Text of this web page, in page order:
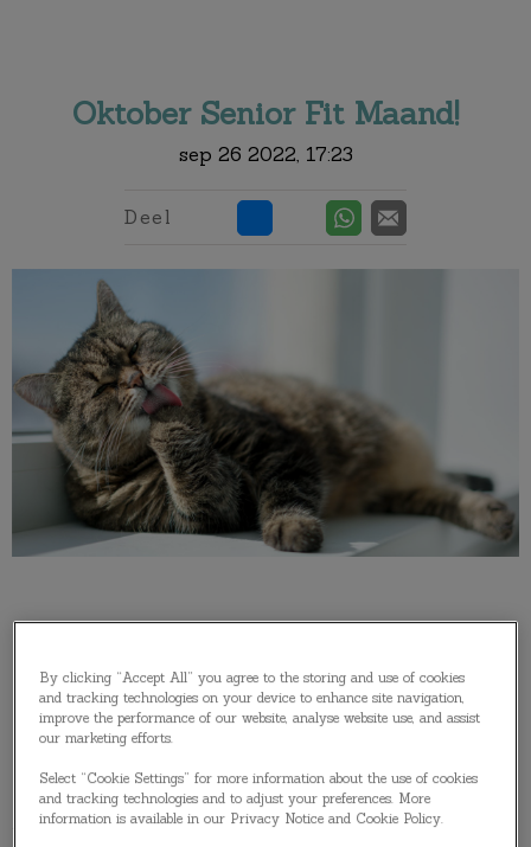
Oktober Senior Fit Maand!
sep 26 2022, 17:23
Deel
de meest belangrijke redenen om een huisdier elk
jaar weer te checken.
By clicking “Accept All” you agree to the storing and use of cookies
and tracking technologies on your device to enhance site navigation,
improve the performance of our website, analyse website use, and assist
our marketing efforts.
Select “Cookie Settings” for more information about the use of cookies
and tracking technologies and to adjust your preferences. More
information is available in our Privacy Notice and Cookie Policy.